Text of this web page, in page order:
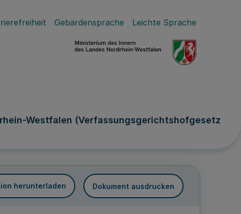
Gebärdensprache Leichte Sprache
Westfalen (Verfassungsgerichtshofgesetz
herunterladen Dokument ausdrucken